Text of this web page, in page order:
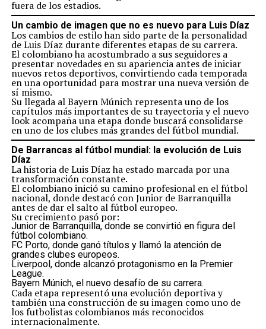
fuera de los estadios.
Un cambio de imagen que no es nuevo para Luis Díaz
Los cambios de estilo han sido parte de la personalidad
de Luis Díaz durante diferentes etapas de su carrera.
El colombiano ha acostumbrado a sus seguidores a
presentar novedades en su apariencia antes de iniciar
nuevos retos deportivos, convirtiendo cada temporada
en una oportunidad para mostrar una nueva versión de
sí mismo.
Su llegada al Bayern Múnich representa uno de los
capítulos más importantes de su trayectoria y el nuevo
look acompaña una etapa donde buscará consolidarse
en uno de los clubes más grandes del fútbol mundial.
De Barrancas al fútbol mundial: la evolución de Luis
Díaz
La historia de Luis Díaz ha estado marcada por una
transformación constante.
El colombiano inició su camino profesional en el fútbol
nacional, donde destacó con Junior de Barranquilla
antes de dar el salto al fútbol europeo.
Su crecimiento pasó por:
Junior de Barranquilla, donde se convirtió en figura del
fútbol colombiano.
FC Porto, donde ganó títulos y llamó la atención de
grandes clubes europeos.
Liverpool, donde alcanzó protagonismo en la Premier
League.
Bayern Múnich, el nuevo desafío de su carrera.
Cada etapa representó una evolución deportiva y
también una construcción de su imagen como uno de
los futbolistas colombianos más reconocidos
internacionalmente.